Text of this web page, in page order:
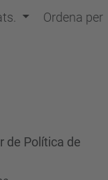
Ordena per
de Política de